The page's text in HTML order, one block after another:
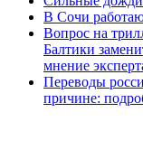
В Сочи
Вопрос на
Балтики
мнение
Переводы
причине: